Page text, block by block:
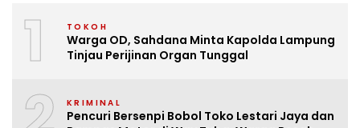
1 TOKOH
Warga OD, Sahdana Minta Kapolda Lampung
Tinjau Perijinan Organ Tunggal
KRIMINAL
Pencuri Bersenpi Bobol Toko Lestari Jaya dan